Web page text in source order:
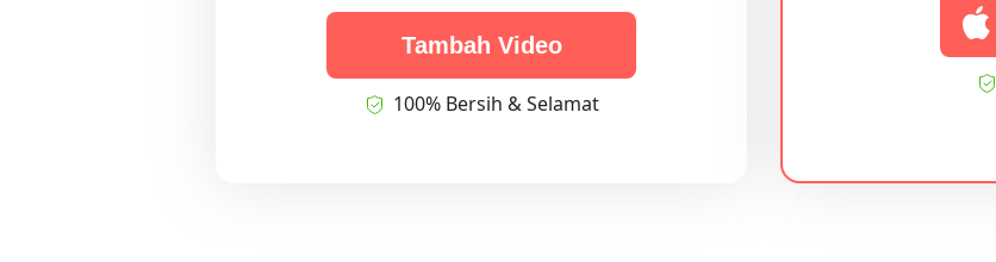
Tambah Video
100% Bersih & Selamat